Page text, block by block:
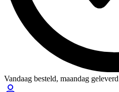
Vandaag besteld, maandag geleverd